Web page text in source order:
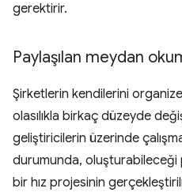
gerektirir.
Paylaşılan meydan
Şirketlerin kendilerini
olasılıkla birkaç düzeyde
geliştiricilerin üzerinde
durumunda, oluşturabileceği
bir hız projesinin